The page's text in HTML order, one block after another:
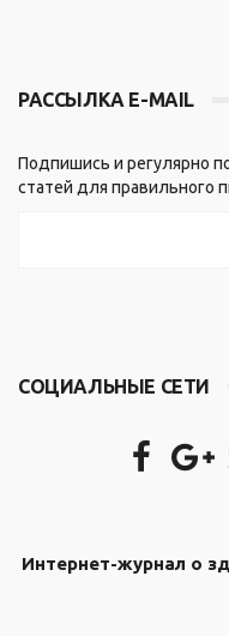
РАССЫЛКА E-MAIL
Подпишись и регулярно
статей для правильного
СОЦИАЛЬНЫЕ СЕТИ
Интернет-журнал о